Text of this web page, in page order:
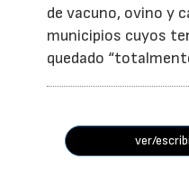
de vacuno, ovino y
municipios cuyos
quedado
ver/